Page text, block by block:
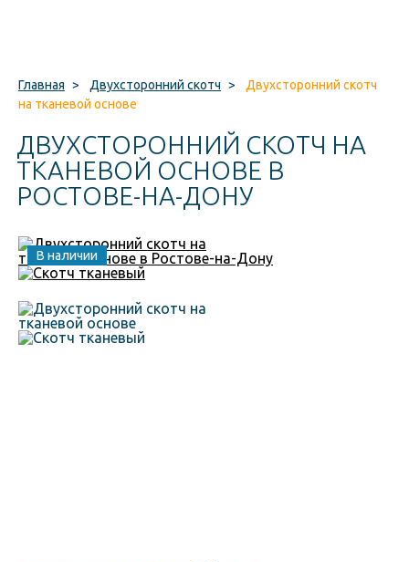
Главная > Двухсторонний скотч >
Двухсторонний скотч
на тканевой основе
ДВУХСТОРОННИЙ СКОТЧ НА
ТКАНЕВОЙ ОСНОВЕ В
РОСТОВЕ-НА-ДОНУ
В наличии